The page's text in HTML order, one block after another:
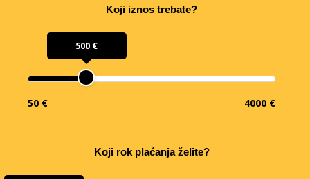
Koji iznos trebate?
500 €
50 € 4000 €
Koji rok plaćanja želite?